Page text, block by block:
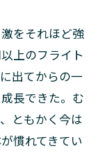
をそれほど強
上のフライト
出てからの一
長できた。む
ともかく今は
慣れてきてい